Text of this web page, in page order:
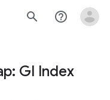
search help_outline
GI Index